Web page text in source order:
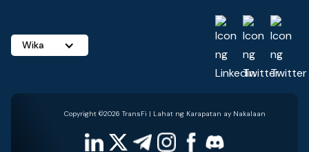
Wika
Copyright ©2026 TransFi | Lahat ng Karapatan ay Nakalaan